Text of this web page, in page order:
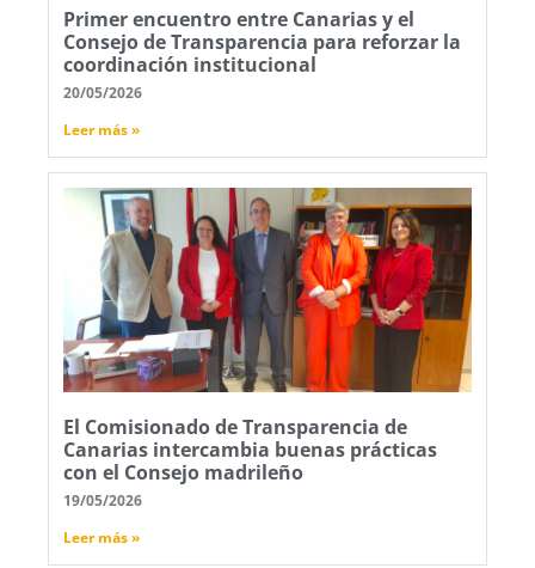
Primer encuentro entre Canarias y el
Consejo de Transparencia para reforzar la
coordinación institucional
20/05/2026
Leer más »
El Comisionado de Transparencia de
Canarias intercambia buenas prácticas
con el Consejo madrileño
19/05/2026
Leer más »